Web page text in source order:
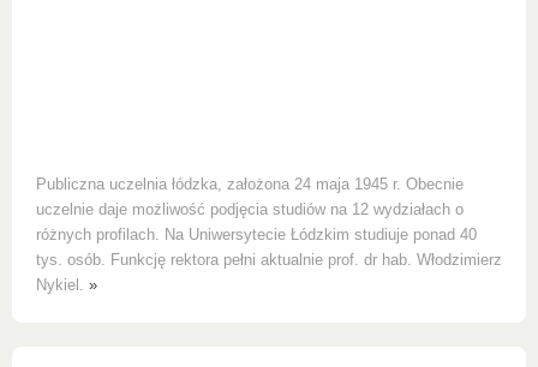
Publiczna uczelnia łódzka, założona 24 maja 1945 r. Obecnie
uczelnie daje możliwość podjęcia studiów na 12 wydziałach o
różnych profilach. Na Uniwersytecie Łódzkim studiuje ponad 40
tys. osób. Funkcję rektora pełni aktualnie prof. dr hab. Włodzimierz
Nykiel. »